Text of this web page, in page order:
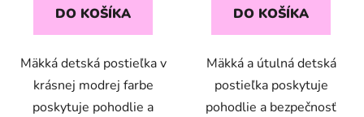
DO KOŠÍKA
Mäkká detská postieľka v
krásnej modrej farbe
poskytuje pohodlie a
DO KOŠÍKA
Mäkká a útulná detská
postieľka poskytuje
pohodlie a bezpečnosť